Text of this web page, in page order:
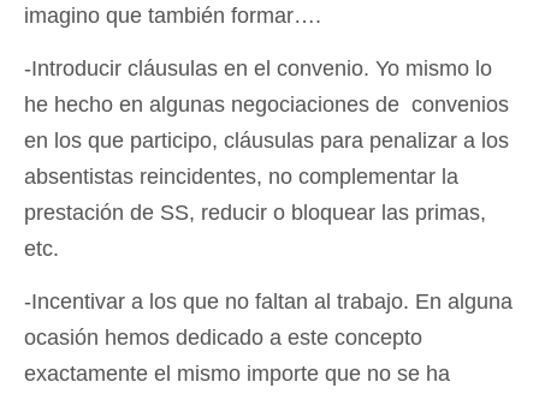
imagino que también formar….
-Introducir cláusulas en el convenio. Yo mismo lo
he hecho en algunas negociaciones de convenios
en los que participo, cláusulas para penalizar a los
absentistas reincidentes, no complementar la
prestación de SS, reducir o bloquear las primas,
etc.
-Incentivar a los que no faltan al trabajo. En alguna
ocasión hemos dedicado a este concepto
exactamente el mismo importe que no se ha